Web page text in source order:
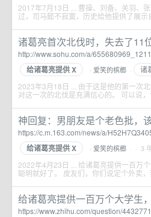
2017年7月13日 ... 曹操、刘备、关羽、
过，司马懿不寂寞，历史给他提供了展示
诸葛亮首次北伐时，失去了11
http://www.sohu.com/a/
给诸葛亮提供 X · 爱笑的槟榔 · 诸
2023年3月18日 ... 由于这是他的第一次
对这一次的北伐是充满信心的。 可以说，
神回复：男朋友是个老色批，
https://c.m.163.com/news/a/
给诸葛亮提供 X · 爱笑的槟榔 · · 3
2022年4月23日 ... 给诸葛亮提供一百万
聪明就好了。 皮友们，你们说定个外卖，
给诸葛亮提供一百万个大学生
https://www.zhihu.com/question/